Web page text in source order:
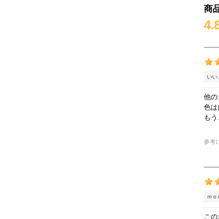
商
い
他の
色は
も
参考
ｍ
こ